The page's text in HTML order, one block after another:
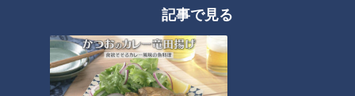
記事で見る
「足きてない？」
長い道のりで疲れてきた足を気遣ってくれる隆平に、「めっち